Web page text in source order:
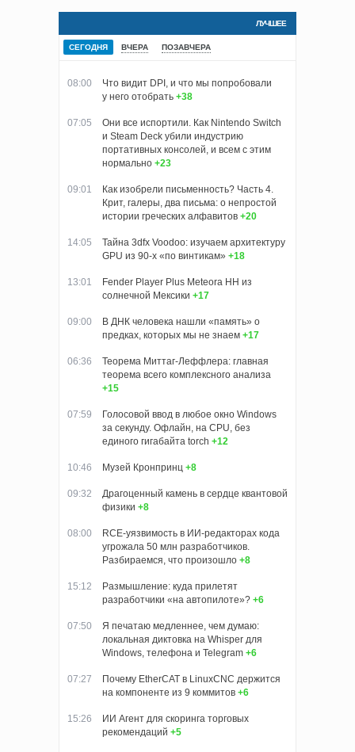
ЛУЧШЕЕ
СЕГОДНЯ ВЧЕРА ПОЗАВЧЕРА
08:00
Что видит DPI, и что мы попробовали
у него отобрать +38
07:05
Они все испортили. Как Nintendo Switch
и Steam Deck убили индустрию
портативных консолей, и всем с этим
нормально +23
09:01
Как изобрели письменность? Часть 4.
Крит, галеры, два письма: о непростой
истории греческих алфавитов +20
14:05
Тайна 3dfx Voodoo: изучаем архитектуру
GPU из 90-х «по винтикам» +18
13:01
Fender Player Plus Meteora HH из
солнечной Мексики +17
09:00
В ДНК человека нашли «память» о
предках, которых мы не знаем +17
06:36
Теорема Миттаг-Леффлера: главная
теорема всего комплексного анализа
+15
07:59
Голосовой ввод в любое окно Windows
за секунду. Офлайн, на CPU, без
единого гигабайта torch +12
10:46 Музей Кронпринц +8
09:32
Драгоценный камень в сердце квантовой
физики +8
08:00
RCE-уязвимость в ИИ-редакторах кода
угрожала 50 млн разработчиков.
Разбираемся, что произошло +8
15:12
Размышление: куда прилетят
разработчики «на автопилоте»? +6
07:50
Я печатаю медленнее, чем думаю:
локальная диктовка на Whisper для
Windows, телефона и Telegram +6
07:27
Почему EtherCAT в LinuxCNC держится
на компоненте из 9 коммитов +6
15:26
ИИ Агент для скоринга торговых
рекомендаций +5